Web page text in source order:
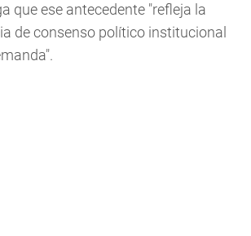
que ese antecedente "refleja la
de consenso político institucional